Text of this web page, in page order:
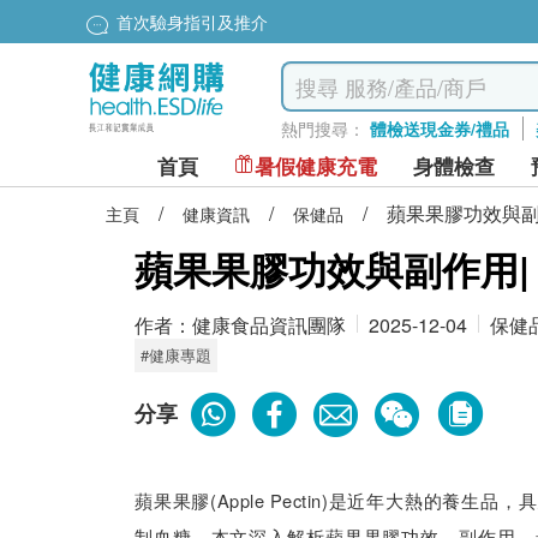
首次驗身指引及推介
熱門搜尋： 體檢送現金券/禮品
首頁 暑假健康充電 身體檢查
主頁 / 健康資訊 / 保健品 / 蘋果果膠功效與
蘋果果膠功效與副作
作者： 健康食品資訊團隊 2025-12-04 保健
#健康專題
分享
蘋果果膠(Apple Pectin)是近年大熱的養生品，